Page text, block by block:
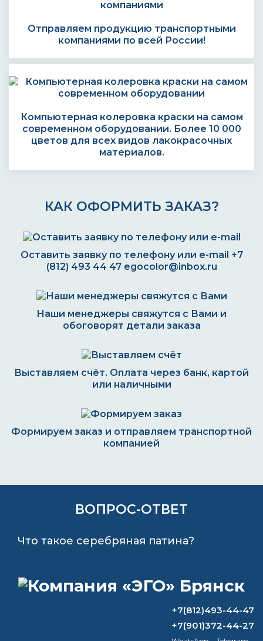
Отправляем продукцию транспортными
компаниями по всей России!
Компьютерная колеровка краски на самом
современном оборудовании. Более 10 000
цветов для всех видов лакокрасочных
материалов.
КАК ОФОРМИТЬ ЗАКАЗ?
Оставить заявку по телефону или e-mail +7
(812) 493 44 47 egocolor@inbox.ru
Наши менеджеры свяжутся с Вами и
обоговорят детали заказа
Выставляем счёт. Оплата через банк, картой
или наличными
Формируем заказ и отправляем транспортной
компанией
ВОПРОС-ОТВЕТ
Что такое серебряная патина?
чего это зависит?
+7(812)493-44-47
+7(901)372-44-27